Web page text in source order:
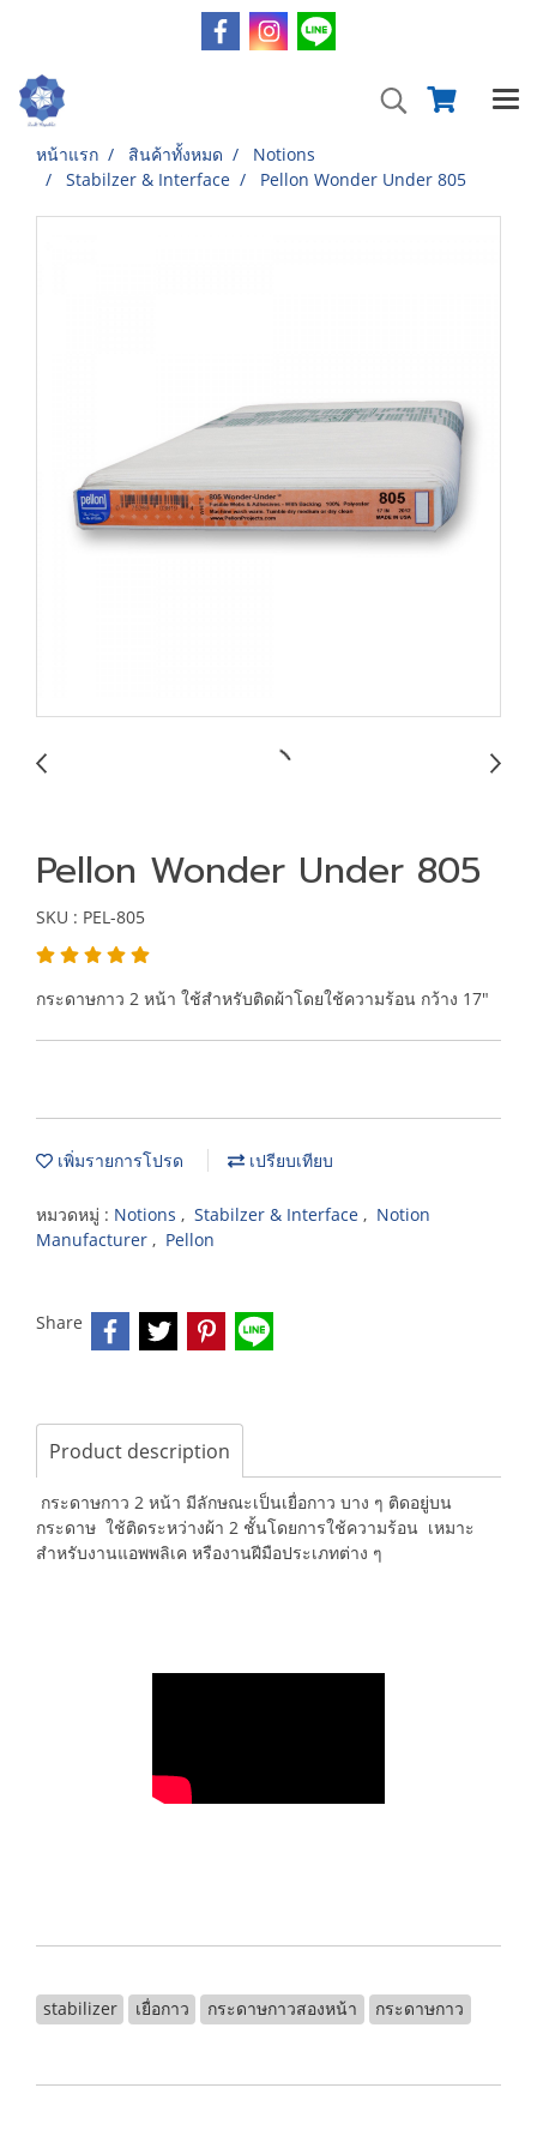
หน้าแรก สินค้าทั้งหมด
Notions
Stabilzer & Interface
Pellon Wonder Under 805
Pellon Wonder Under 805
SKU : PEL-805
กระดาษกาว 2 หน้า ใช้สำหรับติดผ้าโดยใช้ความร้อน กว้าง 17"
เพิ่มรายการโปรด เปรียบเทียบ
หมวดหมู่ : Notions , Stabilzer & Interface , Notion
Manufacturer , Pellon
Share
Product description
กระดาษกาว 2 หน้า มีลักษณะเป็นเยื่อกาว บาง ๆ ติดอยู่บน
กระดาษ ใช้ติดระหว่างผ้า 2 ชั้นโดยการใช้ความร้อน เหมาะ
สำหรับงานแอพพลิเค หรืองานฝีมือประเภทต่าง ๆ
stabilizer เยื่อกาว กระดาษกาวสองหน้า กระดาษกาว